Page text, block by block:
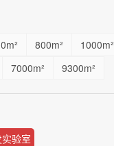
800m²
1000m²
7000m²
9300m²
验室